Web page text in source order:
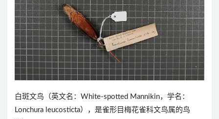
白斑文鸟（英文名：White-spotted Mannikin，学名：
Lonchura leucosticta），是雀形目梅花雀科文鸟属的鸟